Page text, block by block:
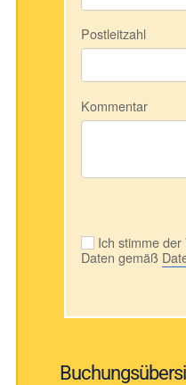
Postleitzahl
Kommentar
Ich stimme der
Daten gemäß